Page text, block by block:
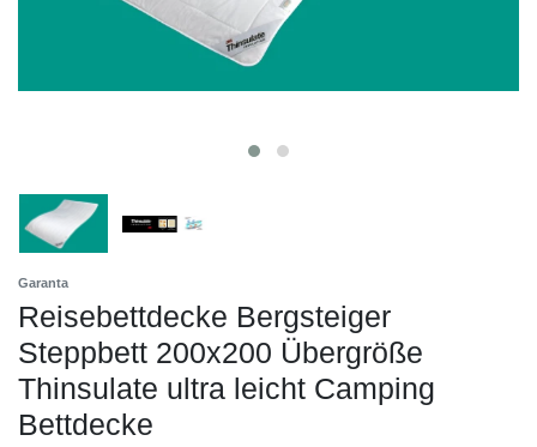
Garanta
Reisebettdecke Bergsteiger
Steppbett 200x200 Übergröße
Thinsulate ultra leicht Camping
Bettdecke